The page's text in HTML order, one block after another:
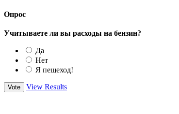
Опрос
Учитываете ли вы расходы на бензин?
Да
Нет
Я пещеход!
View Results